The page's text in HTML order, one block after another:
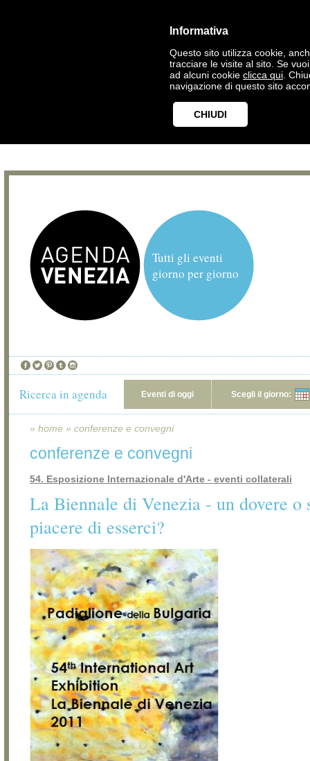
Informativa
Questo sito utilizza cookie,
tracciare le visite al sito. Se
ad alcuni cookie clicca qui .
navigazione di questo sito
CHIUDI
Tutti gli eventi
giorno per giorno
Ricerca in agenda Eventi di oggi Scegli il giorno:
» home » conferenze e convegni
conferenze e convegni
54. Esposizione Internazionale d'Arte - eventi collaterali
La Biennale di Venezia - un dovere o
piacere di esserci?